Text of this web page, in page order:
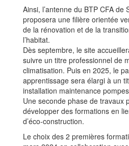
Ainsi, l’antenne du BTP CFA de
proposera une filière orientée
de la rénovation et de la
l’habitat.
Dès septembre, le site
suivre un titre professionnel de
climatisation. Puis en 2025, le
apprentissage sera élargi à un
installation maintenance
Une seconde phase de travaux
développer des formations en
d’éco-construction.
Le choix des 2 premières